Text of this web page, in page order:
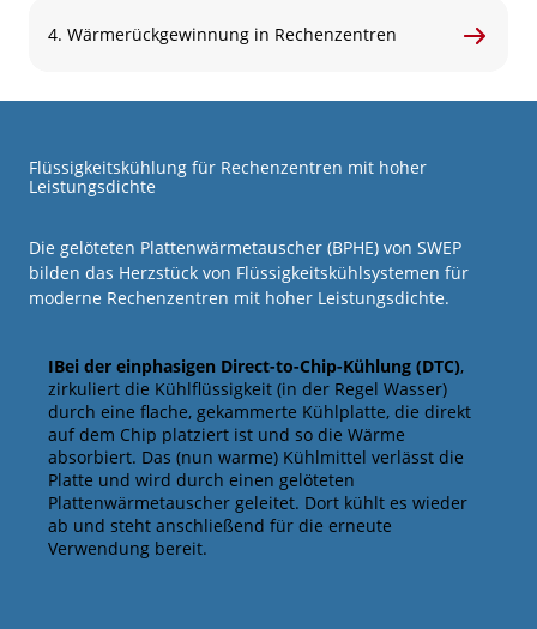
4. Wärmerückgewinnung in Rechenzentren
Flüssigkeitskühlung für Rechenzentren mit hoher
Leistungsdichte
Die gelöteten Plattenwärmetauscher (BPHE) von SWEP
bilden das Herzstück von Flüssigkeitskühlsystemen für
moderne Rechenzentren mit hoher Leistungsdichte.
IBei der einphasigen Direct-to-Chip-Kühlung (DTC),
zirkuliert die Kühlflüssigkeit (in der Regel Wasser)
durch eine flache, gekammerte Kühlplatte, die direkt
auf dem Chip platziert ist und so die Wärme
absorbiert. Das (nun warme) Kühlmittel verlässt die
Platte und wird durch einen gelöteten
Plattenwärmetauscher geleitet. Dort kühlt es wieder
ab und steht anschließend für die erneute
Verwendung bereit.